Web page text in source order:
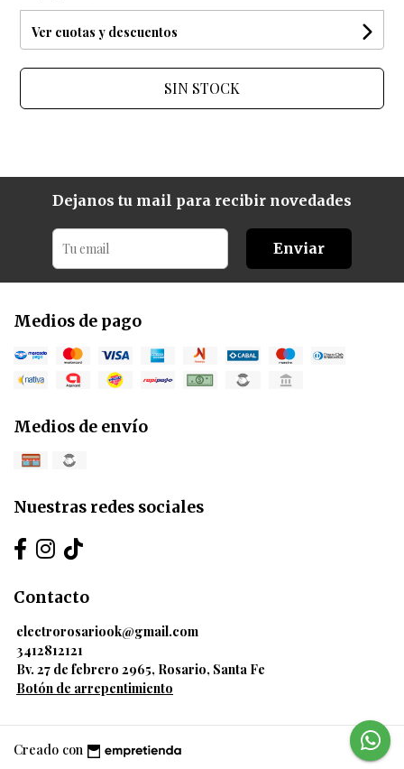
Ver cuotas y descuentos
SIN STOCK
Dejanos tu mail para recibir novedades
Enviar
Medios de pago
Medios de envío
Nuestras redes sociales
Contacto
electrorosariook@gmail.com
3412812121
Bv. 27 de febrero 2965, Rosario, Santa Fe
Botón de arrepentimiento
Creado con